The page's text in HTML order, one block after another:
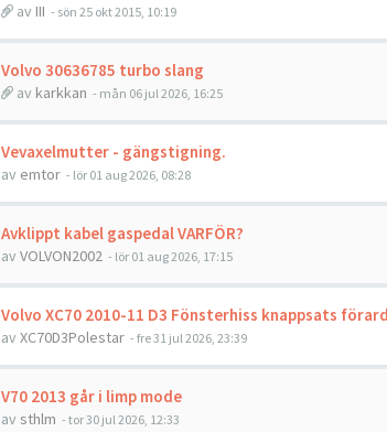
av III - sön 25 okt 2015, 10:19
Volvo 30636785 turbo slang
av karkkan - mån 06 jul 2026, 16:25
Vevaxelmutter - gängstigning.
av emtor - lör 01 aug 2026, 08:28
Avklippt kabel gaspedal VARFÖR?
av VOLVON2002 - lör 01 aug 2026, 17:15
Volvo XC70 2010-11 D3 Fönsterhiss knappsats
av XC70D3Polestar - fre 31 jul 2026, 23:39
V70 2013 går i limp mode
av sthlm - tor 30 jul 2026, 12:33